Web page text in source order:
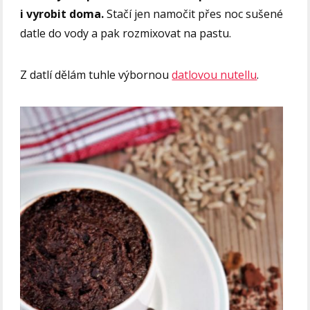
i vyrobit doma.Stačí jen namočit přes noc sušené
datle do vody a pak rozmixovat na pastu.
Z datlí dělám tuhle výbornoudatlovou nutellu.